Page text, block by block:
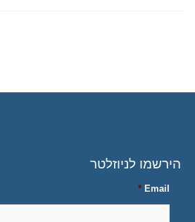
הירשמו לניוזלטר
Email
*